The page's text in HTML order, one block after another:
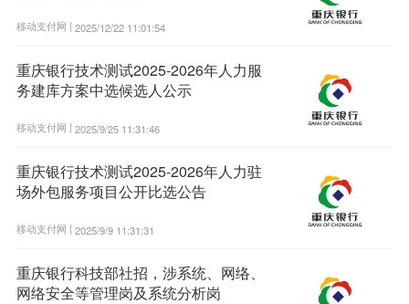
移动支付网 | 2025/12/22 11:01:54
重庆银行技术测试2025-2026年人力服
务建库方案中选候选人公示
移动支付网 | 2025/9/25 11:31:46
重庆银行技术测试2025-2026年人力驻
场外包服务项目公开比选公告
移动支付网 | 2025/9/9 11:31:31
重庆银行科技部社招，涉系统、网络、
网络安全等管理岗及系统分析岗